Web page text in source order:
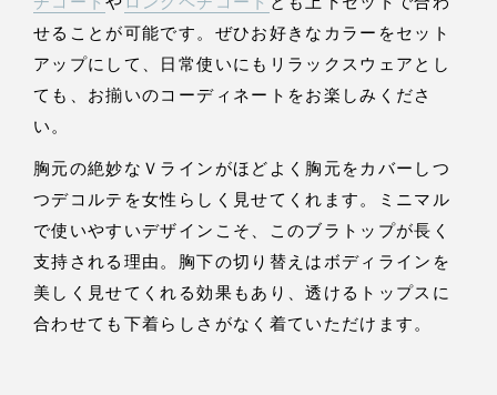
チコートや ロングペチコート とも上下セットで合わ
せることが可能です。ぜひお好きなカラーをセット
アップにして、日常使いにもリラックスウェアとし
ても、お揃いのコーディネートをお楽しみくださ
い。
胸元の絶妙なＶラインがほどよく胸元をカバーしつ
つデコルテを女性らしく見せてくれます。ミニマル
で使いやすいデザインこそ、このブラトップが長く
支持される理由。胸下の切り替えはボディラインを
美しく見せてくれる効果もあり、透けるトップスに
合わせても下着らしさがなく着ていただけます。